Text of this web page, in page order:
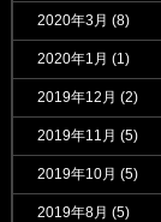
2020年3月 (8)
2020年1月 (1)
2019年12月 (2)
2019年11月 (5)
2019年10月 (5)
2019年8月 (5)